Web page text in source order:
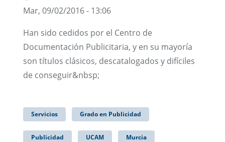
Mar, 09/02/2016 - 13:06
Han sido cedidos por el Centro de
Documentación Publicitaria, y en su mayoría
son títulos clásicos, descatalogados y difíciles
de conseguir&nbsp;
Servicios Grado en Publicidad
Publicidad UCAM Murcia